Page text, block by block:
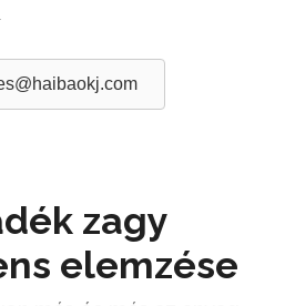
zagy
elemzése